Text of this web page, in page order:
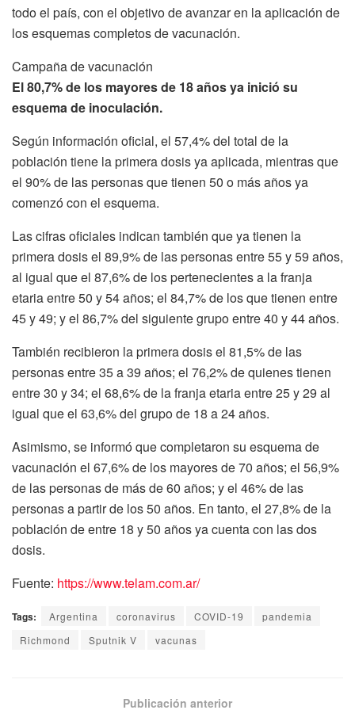
todo el país, con el objetivo de avanzar en la aplicación de
los esquemas completos de vacunación.
Campaña de vacunación
El 80,7% de los mayores de 18 años ya inició su
esquema de inoculación.
Según información oficial, el 57,4% del total de la
población tiene la primera dosis ya aplicada, mientras que
el 90% de las personas que tienen 50 o más años ya
comenzó con el esquema.
Las cifras oficiales indican también que ya tienen la
primera dosis el 89,9% de las personas entre 55 y 59 años,
al igual que el 87,6% de los pertenecientes a la franja
etaria entre 50 y 54 años; el 84,7% de los que tienen entre
45 y 49; y el 86,7% del siguiente grupo entre 40 y 44 años.
También recibieron la primera dosis el 81,5% de las
personas entre 35 a 39 años; el 76,2% de quienes tienen
entre 30 y 34; el 68,6% de la franja etaria entre 25 y 29 al
igual que el 63,6% del grupo de 18 a 24 años.
Asimismo, se informó que completaron su esquema de
vacunación el 67,6% de los mayores de 70 años; el 56,9%
de las personas de más de 60 años; y el 46% de las
personas a partir de los 50 años. En tanto, el 27,8% de la
población de entre 18 y 50 años ya cuenta con las dos
dosis.
Fuente: https://www.telam.com.ar/
Tags: Argentina coronavirus COVID-19
pandemia
Richmond
Sputnik V vacunas
Publicación anterior